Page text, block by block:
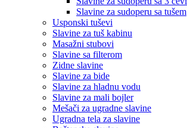
Slavine za sudoperu sa tušem
Usponski tuševi
Slavine za tuš kabinu
Masažni stubovi
Slavine sa filterom
Zidne slavine
Slavine za bide
Slavine za hladnu vodu
Slavine za mali bojler
Mešači za ugradne slavine
Ugradna tela za slavine